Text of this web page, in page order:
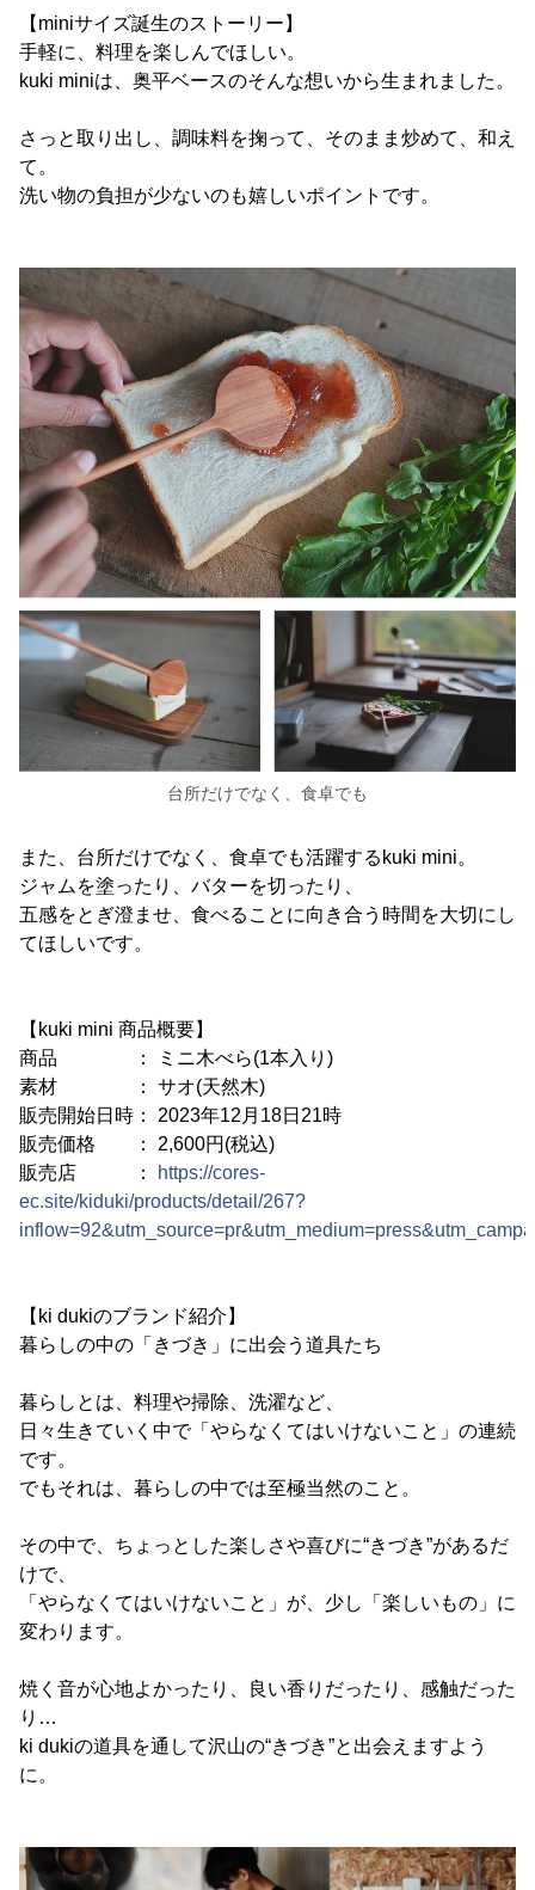
【miniサイズ誕生のストーリー】
手軽に、料理を楽しんでほしい。
kuki miniは、奥平ベースのそんな想いから生まれました。
さっと取り出し、調味料を掬って、そのまま炒めて、和え
て。
洗い物の負担が少ないのも嬉しいポイントです。
台所だけでなく、食卓でも
また、台所だけでなく、食卓でも活躍するkuki mini。
ジャムを塗ったり、バターを切ったり、
五感をとぎ澄ませ、食べることに向き合う時間を大切にし
てほしいです。
【kuki mini 商品概要】
商品 ： ミニ木べら(1本入り)
素材 ： サオ(天然木)
販売開始日時： 2023年12月18日21時
販売価格 ： 2,600円(税込)
販売店 ：
https://cores-
ec.site/kiduki/products/detail/267?
【ki dukiのブランド紹介】
暮らしの中の「きづき」に出会う道具たち
暮らしとは、料理や掃除、洗濯など、
日々生きていく中で「やらなくてはいけないこと」の連続
です。
でもそれは、暮らしの中では至極当然のこと。
その中で、ちょっとした楽しさや喜びに“きづき”があるだ
けで、
「やらなくてはいけないこと」が、少し「楽しいもの」に
変わります。
焼く音が心地よかったり、良い香りだったり、感触だった
り…
ki dukiの道具を通して沢山の“きづき”と出会えますよう
に。